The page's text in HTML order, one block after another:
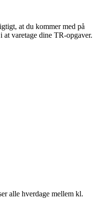
at du kommer med på
varetage dine TR-opgaver.
alle hverdage mellem kl.